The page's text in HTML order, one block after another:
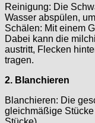
Reinigung: Die
Wasser abspülen,
Schälen: Mit einem
Dabei kann die
austritt, Flecken
tragen.
2. Blanchieren
Blanchieren: Die
gleichmäßige